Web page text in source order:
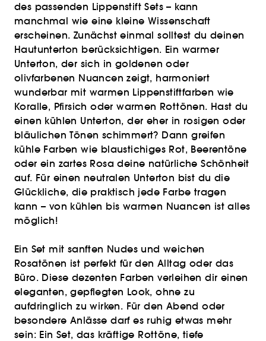
des passenden Lippenstift Sets – kann
manchmal wie eine kleine Wissenschaft
erscheinen. Zunächst einmal solltest du deinen
Hautunterton berücksichtigen. Ein warmer
Unterton, der sich in goldenen oder
olivfarbenen Nuancen zeigt, harmoniert
wunderbar mit warmen Lippenstiftfarben wie
Koralle, Pfirsich oder warmen Rottönen. Hast du
einen kühlen Unterton, der eher in rosigen oder
bläulichen Tönen schimmert? Dann greifen
kühle Farben wie blaustichiges Rot, Beerentöne
oder ein zartes Rosa deine natürliche Schönheit
auf. Für einen neutralen Unterton bist du die
Glückliche, die praktisch jede Farbe tragen
kann – von kühlen bis warmen Nuancen ist alles
möglich!
Ein Set mit sanften Nudes und weichen
Rosatönen ist perfekt für den Alltag oder das
Büro. Diese dezenten Farben verleihen dir einen
eleganten, gepflegten Look, ohne zu
aufdringlich zu wirken. Für den Abend oder
besondere Anlässe darf es ruhig etwas mehr
sein: Ein Set, das kräftige Rottöne, tiefe